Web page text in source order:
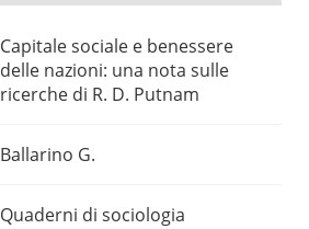
Capitale sociale e benessere
delle nazioni: una nota sulle
ricerche di R. D. Putnam
Ballarino G.
Quaderni di sociologia